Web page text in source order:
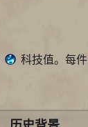
科技值。每件